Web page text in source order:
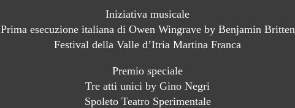
Iniziativa musicale
Prima esecuzione italiana di Owen Wingrave by Benjamin Britten
Festival della Valle d’Itria Martina Franca
Premio speciale
Tre atti unici by Gino Negri
Spoleto Teatro Sperimentale